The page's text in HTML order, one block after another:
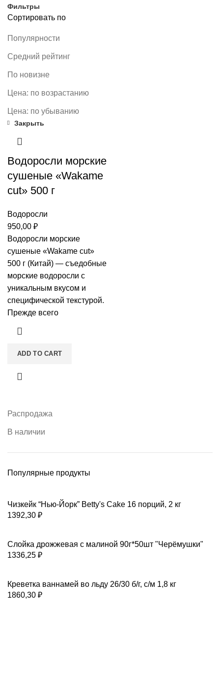
Распродажа
В наличии
Популярные продукты
Чизкейк “Нью-Йорк” Betty's Cake 16 порций, 2 кг
1392,30 ₽
Слойка дрожжевая с малиной 90г*50шт "Черёмушки"
1336,25 ₽
Креветка ваннамей во льду 26/30 б/г, с/м 1,8 кг
1860,30 ₽
Фильтры
Сортировать по
Популярности
Средний рейтинг
По новизне
Цена: по возрастанию
Цена: по убыванию
Закрыть
Водоросли морские
сушеные «Wakame
cut» 500 г
Водоросли
950,00 ₽
Водоросли морские
сушеные «Wakame cut»
500 г (Китай) — съедобные
морские водоросли с
уникальным вкусом и
специфической текстурой.
Прежде всего
ADD TO CART